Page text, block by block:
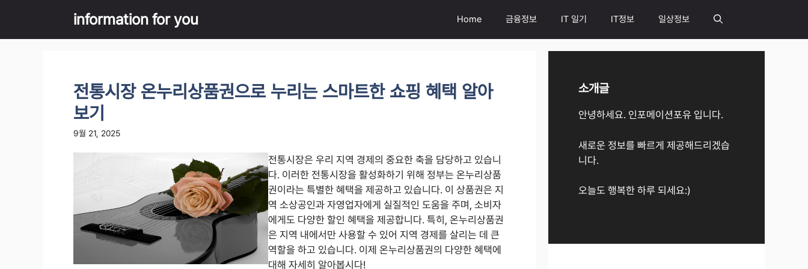
content
information for you Home 금융정보 IT 일기 IT정보 일상정보
전통시장 온누리상품권으로 누리는 스마트한 쇼핑 혜택 알아
보기
9월 21, 2025
전통시장은 우리 지역 경제의 중요한 축을 담당하고 있습니
다. 이러한 전통시장을 활성화하기 위해 정부는 온누리상품
권이라는 특별한 혜택을 제공하고 있습니다. 이 상품권은 지
역 소상공인과 자영업자에게 실질적인 도움을 주며, 소비자
에게도 다양한 할인 혜택을 제공합니다. 특히, 온누리상품권
은 지역 내에서만 사용할 수 있어 지역 경제를 살리는 데 큰
역할을 하고 있습니다. 이제 온누리상품권의 다양한 혜택에
대해 자세히 알아봅시다!
소개글
안녕하세요. 인포메이션포유 입니다.
새로운 정보를 빠르게 제공해드리겠습
니다.
오늘도 행복한 하루 되세요:)